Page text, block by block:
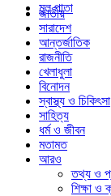
মুল পাতা
জাতীয়
সারাদেশ
আন্তর্জাতিক
রাজনীতি
খেলাধুলা
বিনোদন
স্বাস্থ্য ও চিকিৎসা
সাহিত্য
ধর্ম ও জীবন
মতামত
আরও
তথ্য ও
শিক্ষা ও